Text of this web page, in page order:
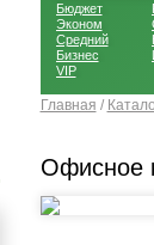
Бюджет
Эконом
Средний
Бизнес
VIP
Главная /
Офисное